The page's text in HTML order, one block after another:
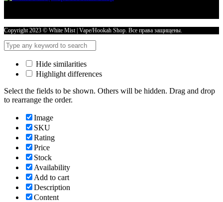
-
ЛОМБАРДСКИЙ
ОРЕХ
Copyright 2023 © White Mist | Vape/Hookah Shop. Все права защищены.
Hide similarities
Highlight differences
Select the fields to be shown. Others will be hidden. Drag and drop
to rearrange the order.
Image
SKU
Rating
Price
Stock
Availability
Add to cart
Description
Content